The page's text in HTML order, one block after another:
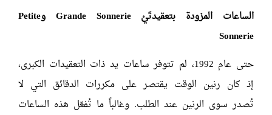
الساعات المزودة بتعقيدتَيْGrande Sonnerie وPetite
Sonnerie
حتى عام 1992، لم تتوفر ساعات يد ذات التعقيدات الكبرى،
إذ كان رنين الوقت يقتصر على مكررات الدقائق التي لا
تُصدر سوى الرنين عند الطلب. وغالباً ما تُفعّل هذه الساعات